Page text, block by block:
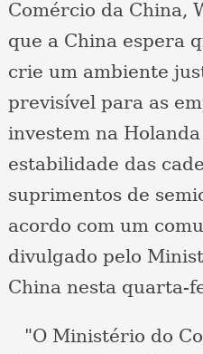
Comércio da China,
que a China espera
crie um ambiente
previsível para as
investem na
estabilidade das
suprimentos de
acordo com um
divulgado pelo
China nesta quarta-
"O Ministério do